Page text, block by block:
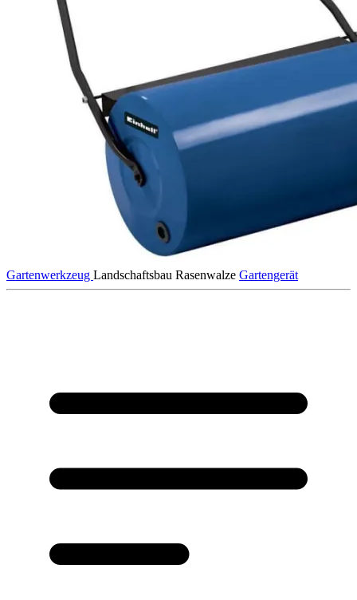
Gartenwerkzeug Landschaftsbau Rasenwalze Gartengerät